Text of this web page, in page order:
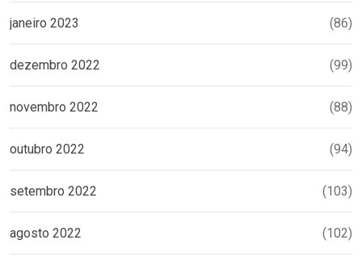
janeiro 2023 (86)
dezembro 2022 (99)
novembro 2022 (88)
outubro 2022 (94)
setembro 2022 (103)
agosto 2022 (102)